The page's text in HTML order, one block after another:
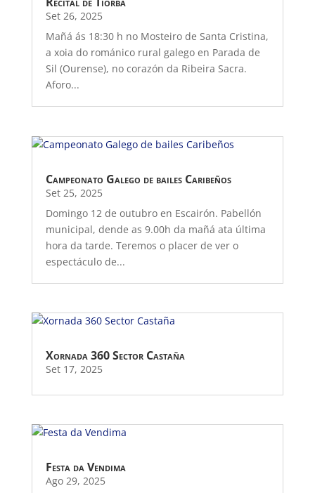
Set 26, 2025
Mañá ás 18:30 h no Mosteiro de Santa Cristina,
a xoia do románico rural galego en Parada de
Sil (Ourense), no corazón da Ribeira Sacra.
Aforo...
Campeonato Galego de bailes Caribeños
Set 25, 2025
Domingo 12 de outubro en Escairón. Pabellón
municipal, dende as 9.00h da mañá ata última
hora da tarde. Teremos o placer de ver o
espectáculo de...
Xornada 360 Sector Castaña
Set 17, 2025
Festa da Vendima
Ago 29, 2025